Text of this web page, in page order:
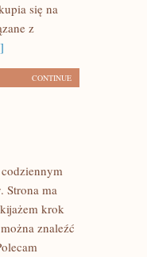
się na
z
CONTINUE
Strona ma
krok
znaleźć